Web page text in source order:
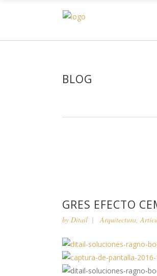
BLOG
GRES EFECTO
by Ditail Arquitectura,